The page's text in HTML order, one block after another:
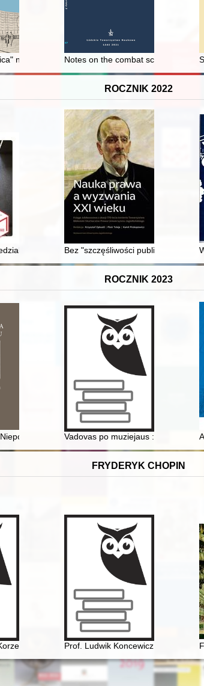
na OgrodachNotes on the combat scene on
ROCZNIK 2022
w świetle korespondencji Tytusa
w projektach edukacyjnych Narodowego
Bez "szczęśliwości publicznej" : o
ROCZNIK 2023
i działaczka społeczna
: Elżbieta z Zaleskich Dorożyńska na wsi
Vadovas po muziejaus : Stutthof :
FRYDERYK CHOPIN
glazami Rossiân. Antologiâ
Prof. Ludwik Koncewicz (1790-